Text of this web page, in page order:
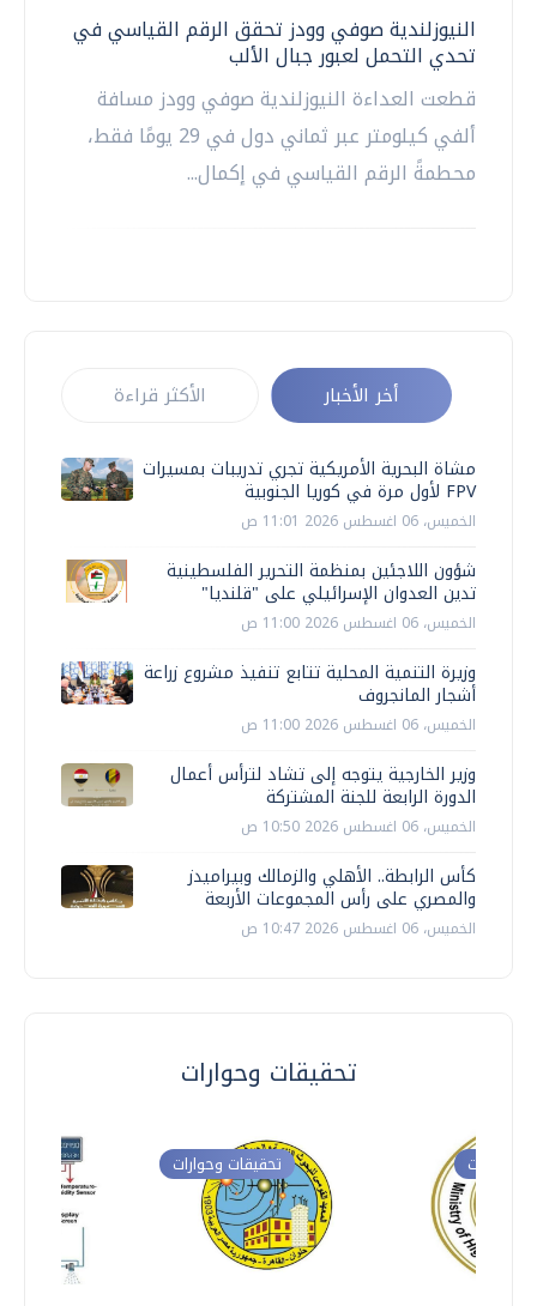
النيوزلندية صوفي وودز تحقق الرقم القياسي في
تحدي التحمل لعبور جبال الألب
قطعت العداءة النيوزلندية صوفي وودز مسافة
ألفي كيلومتر عبر ثماني دول في 29 يومًا فقط،
محطمةً الرقم القياسي في إكمال...
أخر الأخبار الأكثر قراءة
مشاة البحرية الأمريكية تجري تدريبات بمسيرات
FPV لأول مرة في كوريا الجنوبية
الخميس، 06 اغسطس 2026 11:01 ص
شؤون اللاجئين بمنظمة التحرير الفلسطينية
تدين العدوان الإسرائيلي على "قلنديا"
الخميس، 06 اغسطس 2026 11:00 ص
وزيرة التنمية المحلية تتابع تنفيذ مشروع زراعة
أشجار المانجروف
الخميس، 06 اغسطس 2026 11:00 ص
وزير الخارجية يتوجه إلى تشاد لترأس أعمال
الدورة الرابعة للجنة المشتركة
الخميس، 06 اغسطس 2026 10:50 ص
كأس الرابطة.. الأهلي والزمالك وبيراميدز
والمصري على رأس المجموعات الأربعة
الخميس، 06 اغسطس 2026 10:47 ص
تحقيقات وحوارات
تحقيقات وحوارات وحوارات